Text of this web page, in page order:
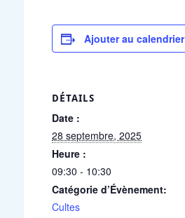
Ajouter au calendrier
DÉTAILS
Date :
28 septembre, 2025
Heure :
09:30 - 10:30
Catégorie d’Évènement:
Cultes